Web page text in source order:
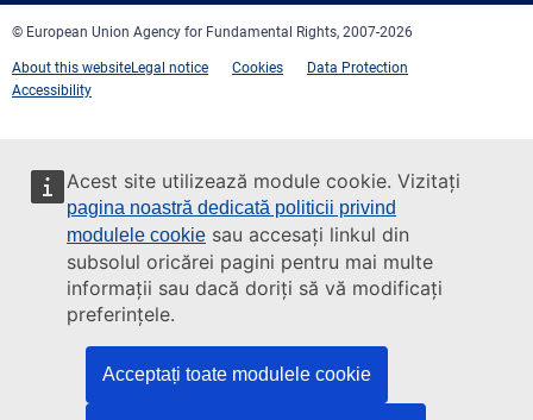
Acest site utilizează module cookie. Vizitați
pagina noastră dedicată politicii privind
modulele cookie sau accesați linkul din
subsolul oricărei pagini pentru mai multe
informații sau dacă doriți să vă modificați
preferințele.
Acceptați toate modulele cookie
© European Union Agency for Fundamental Rights, 2007-2026
About this websiteLegal notice Cookies
Data Protection
Accessibility